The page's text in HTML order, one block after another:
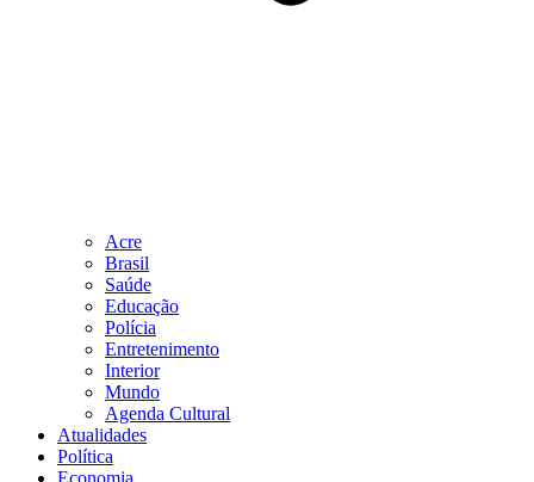
Acre
Brasil
Saúde
Educação
Polícia
Entretenimento
Interior
Mundo
Agenda Cultural
Atualidades
Política